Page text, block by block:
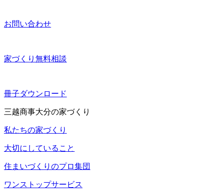
お問い合わせ
家づくり無料相談
冊子ダウンロード
三越商事大分の家づくり
私たちの家づくり
大切にしていること
住まいづくりのプロ集団
ワンストップサービス